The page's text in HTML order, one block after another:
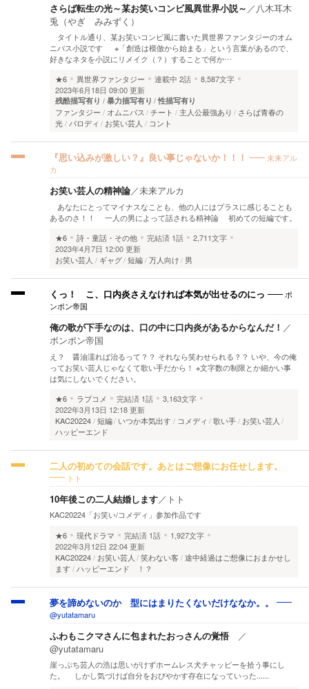
さらば転生の光～某お笑いコンビ風異世界小説～ ／ 八木耳木
兎（やぎ みみずく）
タイトル通り、某お笑いコンビ風に書いた異世界ファンタジーのオム
ニバス小説です ※「創造は模倣から始まる」という言葉があるので、
好きなネタを小説にリメイク（？）することで何か…
★6
異世界ファンタジー 連載中 2話
8,587文字
2023年6月18日 09:00 更新
残酷描写有り 暴力描写有り 性描写有り
ファンタジー オムニバス チート 主人公最強あり
さらば青春の
光 パロディ お笑い芸人 コント
『思い込みが激しい？』良い事じゃないか！！！
未来アル
カ
お笑い芸人の精神論／未来アルカ
あなたにとってマイナスなことも、他の人にはプラスに感じることも
あるのさ！！ 一人の男によって話される精神論 初めての短編です。
★6
詩・童話・その他 完結済 1話
2,711文字
2023年4月7日 12:00 更新
お笑い芸人
ギャグ 短編 万人向け 男
くっ！ こ、口内炎さえなければ本気が出せるのにっ
ポ
ンポン帝国
俺の歌が下手なのは、口の中に口内炎があるからなんだ！ ／
ポンポン帝国
え？ 醤油濡れば治るって？？ それなら笑わせられる？？ いや、今の俺
ってお笑い芸人じゃなくて歌い手だから！ ※文字数の制限とか細かい事
は気にしないでください。
★6
ラブコメ 完結済 1話
3,163文字
2022年3月13日 12:18 更新
KAC20224 短編 いつか本気出す コメディ 歌い手
お笑い芸人
ハッピーエンド
二人の初めての会話です。あとはご想像にお任せします。
トト
10年後この二人結婚します／ トト
KAC20224「お笑い/コメディ」参加作品です
★6
現代ドラマ 完結済 1話
1,927文字
2022年3月12日 22:04 更新
KAC20224
お笑い芸人 笑わない客 途中経過はご想像におまかせし
ます
ハッピーエンド ！？
夢を諦めないのか 型にはまりたくないだけななか。。
@yutatamaru
ふわもこクマさんに包まれたおっさんの覚悟
／
@yutatamaru
崖っぷち芸人の浩は思いがけずホームレス犬チャッピーを拾う事にし
た。 しかし気づけば自分をおびやかす存在になっていった......